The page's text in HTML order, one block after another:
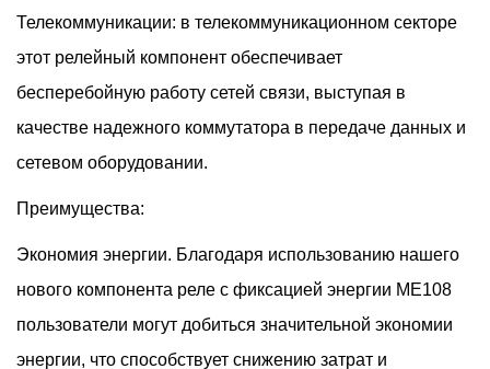
Телекоммуникации: в телекоммуникационном секторе
этот релейный компонент обеспечивает
бесперебойную работу сетей связи, выступая в
качестве надежного коммутатора в передаче данных и
сетевом оборудовании.
Преимущества:
Экономия энергии. Благодаря использованию нашего
нового компонента реле с фиксацией энергии ME108
пользователи могут добиться значительной экономии
энергии, что способствует снижению затрат и